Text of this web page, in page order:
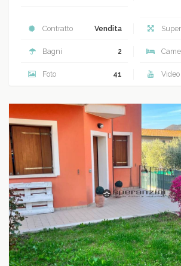
Contratto Vendita
Bagni 2
Foto 41 Video